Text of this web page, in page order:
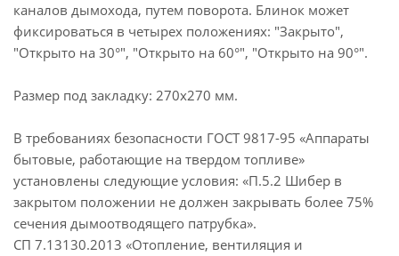
каналов дымохода, путем поворота. Блинок может
фиксироваться в четырех положениях: "Закрыто",
"Открыто на 30°", "Открыто на 60°", "Открыто на 90°".
Размер под закладку: 270х270 мм.
В требованиях безопасности ГОСТ 9817-95 «Аппараты
бытовые, работающие на твердом топливе»
установлены следующие условия: «П.5.2 Шибер в
закрытом положении не должен закрывать более 75%
сечения дымоотводящего патрубка».
СП 7.13130.2013 «Отопление, вентиляция и